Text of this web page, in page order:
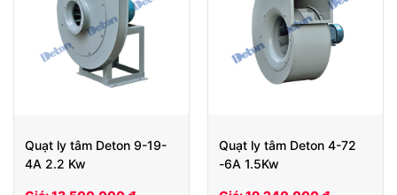
Quạt ly tâm Deton 9-19-
4A 2.2 Kw
Quạt ly tâm Deton 4-72
-6A 1.5Kw